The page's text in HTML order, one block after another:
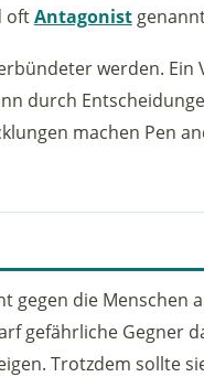
oftAntagonist
werden.
durch
machen Pen
gegen die Menschen
gefährliche Gegner
Trotzdem sollte